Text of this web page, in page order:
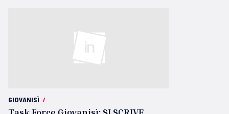
GIOVANISÌ /